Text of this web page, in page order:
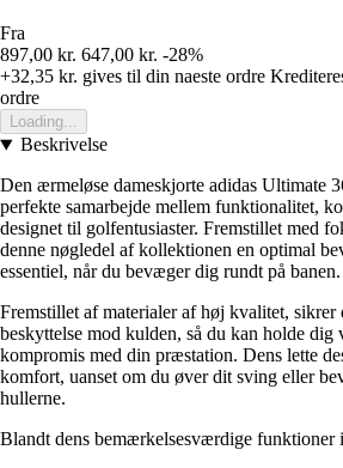
Fra
897,00 kr. 647,00 kr. -28%
+32,35 kr. gives til din naeste ordre
ordre
Loading...
Beskrivelse
Den ærmeløse dameskjorte adidas Ultimate
perfekte samarbejde mellem funktionalitet,
designet til golfentusiaster. Fremstillet med
denne nøgledel af kollektionen en optimal
essentiel, når du bevæger dig rundt på banen.
Fremstillet af materialer af høj kvalitet,
beskyttelse mod kulden, så du kan holde dig
kompromis med din præstation. Dens lette
komfort, uanset om du øver dit sving eller
hullerne.
Blandt dens bemærkelsesværdige funktioner